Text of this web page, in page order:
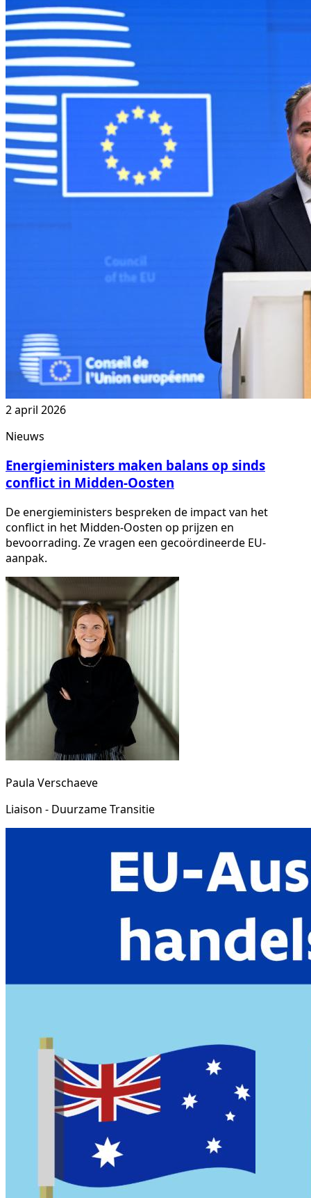
2 april 2026
Nieuws
Energieministers maken balans op sinds
conflict in Midden-Oosten
De energieministers bespreken de impact van het
conflict in het Midden-Oosten op prijzen en
bevoorrading. Ze vragen een gecoördineerde EU-
aanpak.
Paula Verschaeve
Liaison - Duurzame Transitie